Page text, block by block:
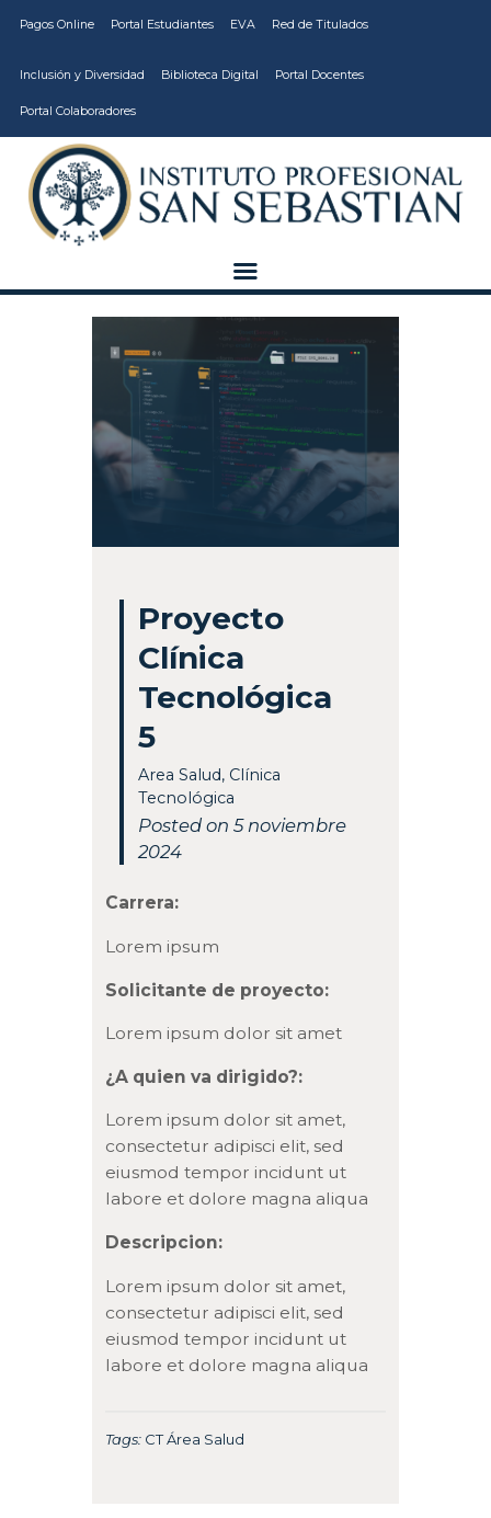
Pagos Online Portal Estudiantes EVA Red de Titulados
Inclusión y Diversidad Biblioteca Digital Portal Docentes
Portal Colaboradores
CARRERAS
VIDA ESTUDIANTIL
INSTITUCIÓN
VCM
EDUCACIÓN
CONTINUA
Proyecto
Clínica
Tecnológica
5
Area Salud, Clínica
Tecnológica
Posted on 5 noviembre
2024
Carrera:
Lorem ipsum
Solicitante de proyecto:
Lorem ipsum dolor sit amet
¿A quien va dirigido?:
Lorem ipsum dolor sit amet,
consectetur adipisci elit, sed
eiusmod tempor incidunt ut
labore et dolore magna aliqua
Descripcion:
Lorem ipsum dolor sit amet,
consectetur adipisci elit, sed
eiusmod tempor incidunt ut
labore et dolore magna aliqua
Tags: CT Área Salud